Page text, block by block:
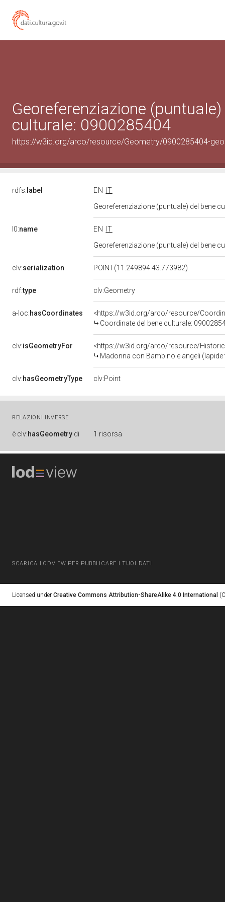
Georeferenziazione
culturale: 0900285404
https://w3id.org/arco/resource/Geometry/0900285404-
rdfs: label EN
IT
Georeferenziazione (puntuale) del bene
l0:name EN
IT
Georeferenziazione (puntuale) del bene
clv:serialization POINT(11.249894 43.773982)
rdf:type clv:Geometry
a-loc:hasCoordinates
<https://w3id.org/arco/resource/
Coordinate del bene culturale:
clv:isGeometryFor
<https://w3id.org/arco/resource/
Madonna con Bambino e angeli
clv:hasGeometryType clv:Point
RELAZIONI INVERSE
è clv:hasGeometry di 1 risorsa
SCARICA LODVIEW PER PUBBLICARE I TUOI DATI
Licensed under Creative Commons Attribution-ShareAlike 4.0 International